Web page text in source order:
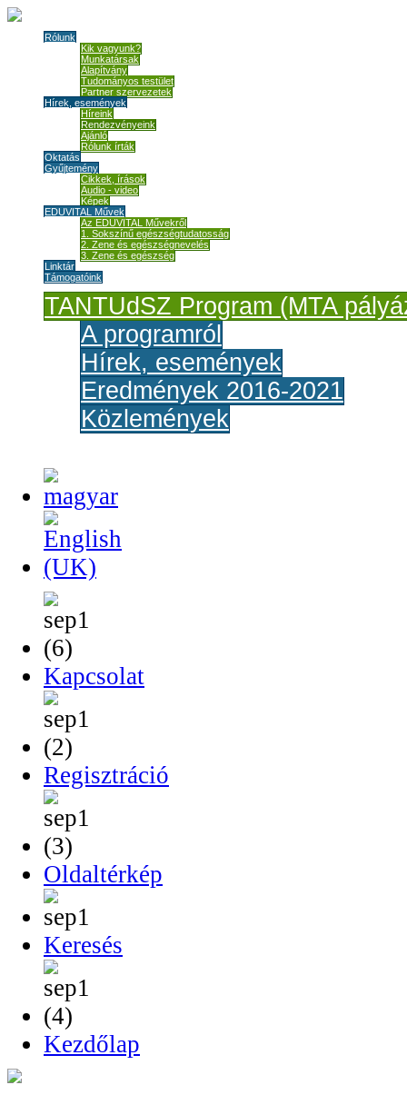
Rólunk
Kik vagyunk?
Munkatársak
Alapítvány
Tudományos testület
Partner szervezetek
Hírek, események
Híreink
Rendezvényeink
Ajánló
Rólunk írták
Oktatás
Gyűjtemény
Cikkek, írások
Audio - video
Képek
EDUVITAL Művek
Az EDUVITAL Művekről
1. Sokszínű egészségtudatosság
2. Zene és egészségnevelés
3. Zene és egészség
Linktár
Támogatóink
TANTUdSZ Program (MTA
A programról
Hírek, események
Eredmények 2016-2021
Közlemények
Kapcsolat
Regisztráció
Oldaltérkép
Keresés
Kezdőlap